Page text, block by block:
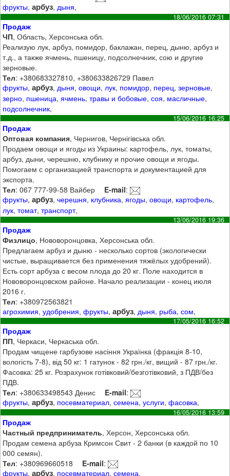
фрукты,арбуз, дыня,
18/06/2016 07:31
Продаж
ЧП, Область, Херсонська обл.
Реализую лук, арбуз, помидор, баклажан, перец, дыню, арбуз и
т.д., а также ячмень, пшеницу, подсолнечник, сою и другие
зерновые.
Тел: +380683327810, +380633826729 Павел
фрукты,арбуз,дыня,овощи,лук, помидор, перец,зерновые,
зерно, пшеница,ячмень,травы и бобовые,соя, масличные,
подсолнечник,
15/06/2016 16:25
Продаж
Оптовая компания, Чернигов, Чернігівська обл.
Продаем овощи и ягоды из Украины: картофель, лук, томаты,
арбуз, дыни, черешню, клубнику и прочие овощи и ягоды.
Помогаем с организацией транспорта и документацией для
экспорта.
Тел: 067 777-99-58 Вайбер E-mail:
фрукты,арбуз,черешня, клубника,ягоды,овощи, картофель,
лук,томат,транспорт,
13/06/2016 19:36
Продаж
Физлицо, Нововоронцовка, Херсонська обл.
Предлагаем арбуз и дыню - несколько сортов (экологически
чистые, выращивается без применения тяжёлых удобрений).
Есть сорт арбуза с весом плода до 20 кг. Поле находится в
Нововоронцовском районе. Начало реализации - конец июля
2016 г.
Тел: +380972563821
агрохимия,удобрения,фрукты,арбуз, дыня, рыба,сом,
17/05/2016 16:52
Продаж
ПП, Черкаси, Черкаська обл.
Продам чищене гарбузове насіння Українка (фракція 8-10,
вологість 7-8), від 50 кг: 1 гатунок - 82 грн./кг, вищий - 87 грн./кг.
Фасовка: 25 кг. Розрахунок готівковий/безготівковий, з ПДВ/без
ПДВ.
Тел: +380633498543 Денис E-mail:
фрукты,арбуз, посевматериал,семена,услуги,фасовка,
16/05/2016 13:59
Продаж
Частный предприниматель, Херсон, Херсонська обл.
Продам семена арбуза Кримсон Свит - 2 банки (в каждой по 10
000 семян).
Тел: +380969660518 E-mail:
фрукты,арбуз, посевматериал,семена,